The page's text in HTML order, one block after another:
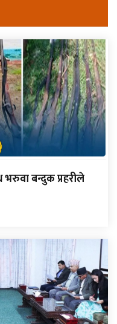
बन्दुक प्रहरीले